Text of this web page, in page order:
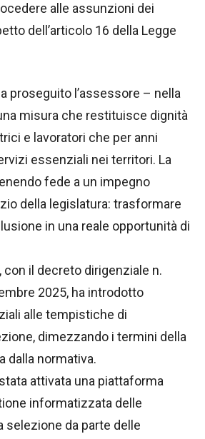
alle assunzioni dei
dell’articolo 16 della Legge
proseguito l’assessore – nella
misura che restituisce dignità
e lavoratori che per anni
essenziali nei territori. La
fede a un impegno
della legislatura: trasformare
in una reale opportunità di
con il decreto dirigenziale n.
2025, ha introdotto
alle tempistiche di
dimezzando i termini della
dalla normativa.
attivata una piattaforma
informatizzata delle
selezione da parte delle